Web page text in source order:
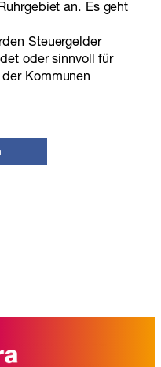
an. Es geht
Steuergelder
oder sinnvoll für
Kommunen